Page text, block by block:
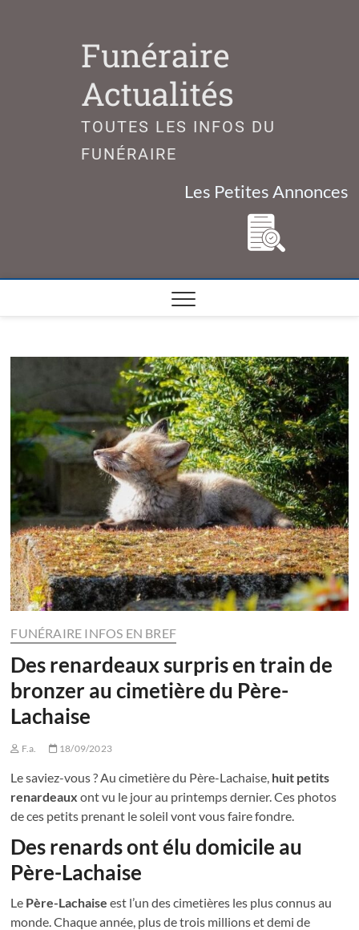
Funéraire
Actualités
TOUTES LES INFOS DU
FUNÉRAIRE
Les Petites Annonces
FUNÉRAIRE INFOS EN BREF
Des renardeaux surpris en train de
bronzer au cimetière du Père-
Lachaise
F.a. 18/09/2023
Le saviez-vous ? Au cimetière du Père-Lachaise, huit petits
renardeauxont vu le jour au printemps dernier. Ces photos
de ces petits prenant le soleil vont vous faire fondre.
Des renards ont élu domicile au
Père-Lachaise
Le Père-Lachaiseest l’un des cimetières les plus connus au
monde. Chaque année, plus de trois millions et demi de